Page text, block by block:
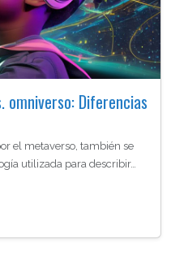
omniverso: Diferencias
el metaverso, también se
utilizada para describir…